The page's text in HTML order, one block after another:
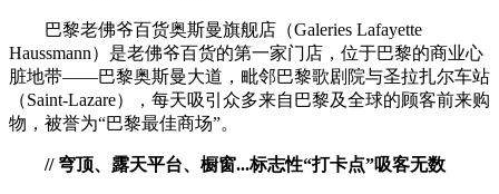
巴黎老佛爷百货奥斯曼旗舰店（Galeries Lafayette
Haussmann）是老佛爷百货的第一家门店，位于巴黎的商业心
脏地带——巴黎奥斯曼大道，毗邻巴黎歌剧院与圣拉扎尔车站
（Saint-Lazare），每天吸引众多来自巴黎及全球的顾客前来购
物，被誉为“巴黎最佳商场”。
// 穹顶、露天平台、橱窗...标志性“打卡点”吸客无数